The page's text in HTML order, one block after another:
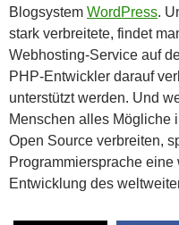
Blogsystem WordPress.
stark verbreitete, findet
Webhosting-Service auf
PHP-Entwickler darauf
unterstützt werden. Und
Menschen alles Mögliche
Open Source verbreiten,
Programmiersprache
Entwicklung des